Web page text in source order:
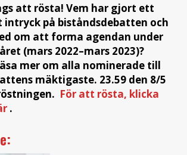
att rösta! Vem har gjort ett
på biståndsdebatten och
om att forma agendan under
(mars 2022–mars 2023)?
mer om alla nominerade till
mäktigaste. 23.59 den 8/5
För att rösta, klicka
.